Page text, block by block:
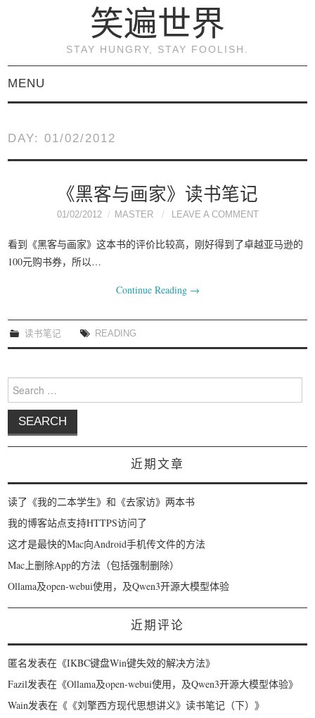
笑遍世界
STAY HUNGRY, STAY FOOLISH.
MENU
（连载）
战与原理解析》
我要笑遍世界
DAY:01/02/2012
《黑客与画家》读书笔记
01/02/2012 MASTER LEAVE A COMMENT
看到《黑客与画家》这本书的评价比较高，刚好得到了卓越亚马逊的
100元购书券，所以…
Continue Reading →
读书笔记 READING
Search for:
近期文章
读了《我的二本学生》和《去家访》两本书
我的博客站点支持HTTPS访问了
这才是最快的Mac向Android手机传文件的方法
Mac上删除App的方法（包括强制删除）
Ollama及open-webui使用，及Qwen3开源大模型体验
近期评论
匿名发表在《IKBC键盘Win键失效的解决方法》
Fazil发表在《Ollama及open-webui使用，及Qwen3开源大模型体验》
Wain发表在《 《刘擎西方现代思想讲义》读书笔记（下）》